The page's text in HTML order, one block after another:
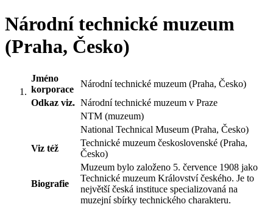
Národní technické muzeum
(Praha, Česko)
Jméno
korporace
Národní technické muzeum (Praha, Česko)
Odkaz viz. Národní technické muzeum v Praze
NTM (muzeum)
National Technical Museum (Praha, Česko)
Viz též
Technické muzeum československé (Praha,
Česko)
Biografie
Muzeum bylo založeno 5. července 1908 jako
Technické muzeum Království českého. Je to
největší česká instituce specializovaná na
muzejní sbírky technického charakteru.